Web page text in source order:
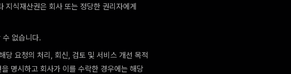
식재산권은 회사 또는 정당한 권리자에게
수 없습니다.
당 요청의 처리, 회신, 검토 및 서비스 개선 목적
명시하고 회사가 이를 수락한 경우에는 해당